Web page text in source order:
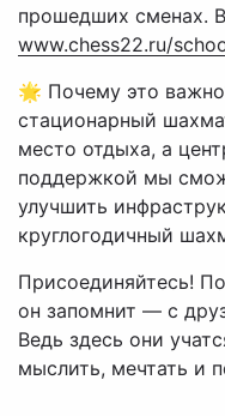
прошедших сменах.
www.chess22.ru/
🌟 Почему это
стационарный
место отдыха, а
поддержкой мы
улучшить
круглогодичный
Присоединяйтесь!
он запомнит — с
Ведь здесь они
мыслить, мечтать и